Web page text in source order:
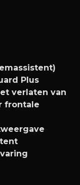
Plus
verlaten van
frontale